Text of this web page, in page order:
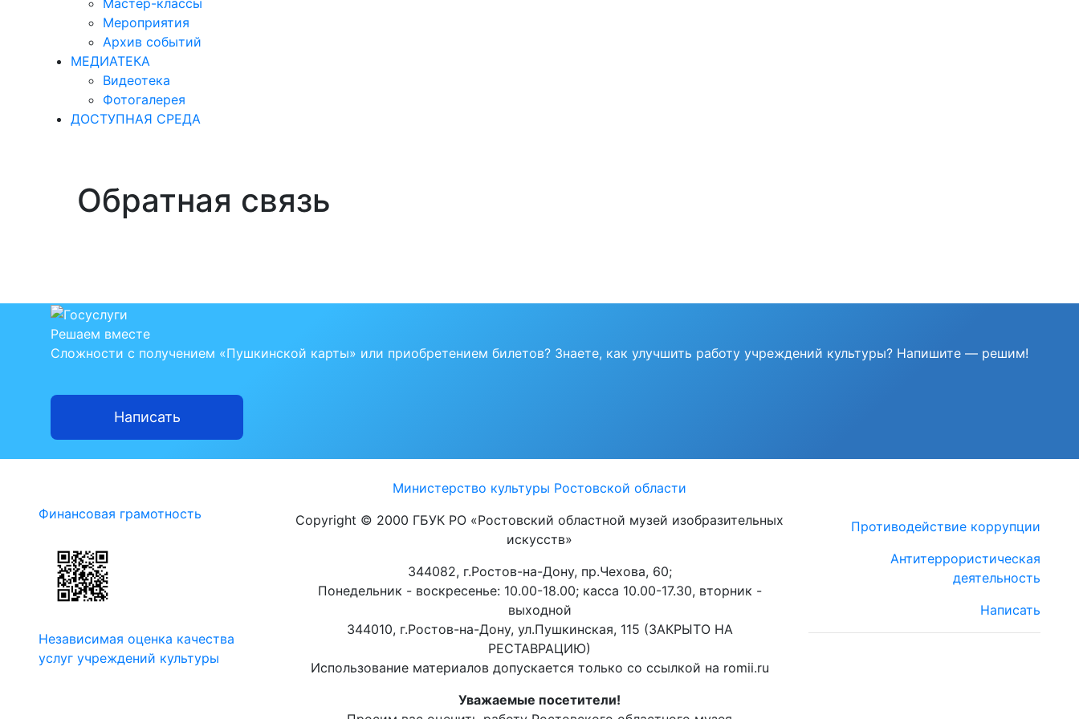
Мастер-классы
Мероприятия
Архив событий
МЕДИАТЕКА
Видеотека
Фотогалерея
ДОСТУПНАЯ СРЕДА
Обратная связь
Решаем вместе
Сложности с получением «Пушкинской карты» или приобретением билетов? Знаете, как улучшить работу учреждений культуры? Напишите — решим!
Написать
Финансовая грамотность
Независимая оценка качества
услуг учреждений культуры
Министерство культуры Ростовской области
Copyright © 2000 ГБУК РО «Ростовский областной музей изобразительных
искусств»
344082, г.Ростов-на-Дону, пр.Чехова, 60;
Понедельник - воскресенье: 10.00-18.00; касса 10.00-17.30, вторник -
выходной
344010, г.Ростов-на-Дону, ул.Пушкинская, 115 (ЗАКРЫТО НА
РЕСТАВРАЦИЮ)
Использование материалов допускается только со ссылкой на romii.ru
Уважаемые посетители!
Противодействие коррупции
Антитеррористическая
деятельность
Написать